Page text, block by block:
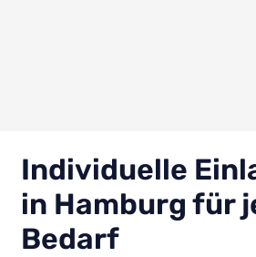
Individuelle
in Hamburg für
Bedarf